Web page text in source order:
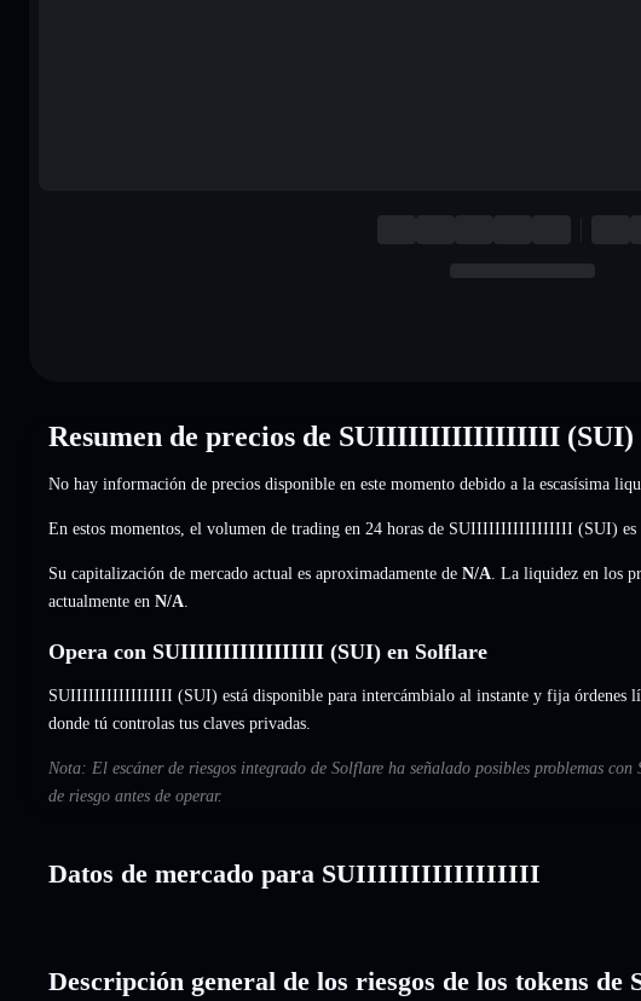
Resumen de precios de SUIIIIIIIIIIIIIIIII (SUI)
No hay información de precios disponible en este momento debido a la escasísima
En estos momentos, el volumen de trading en 24 horas de SUIIIIIIIIIIIIIIIII (SUI) es
Su capitalización de mercado actual es aproximadamente de N/A . La liquidez en los
actualmente en N/A
Opera con SUIIIIIIIIIIIIIIIII (SUI) en Solflare
SUIIIIIIIIIIIIIIIII (SUI) está disponible para intercámbialo al instante y fija órdenes
donde tú controlas tus claves privadas.
Nota: El escáner de riesgos integrado de Solflare ha señalado posibles problemas
de riesgo antes de operar.
Datos de mercado para SUIIIIIIIIIIIIIIIII
Descripción general de los riesgos de los